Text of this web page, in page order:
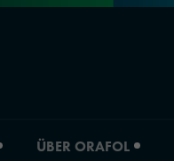
ÜBER ORAFOL